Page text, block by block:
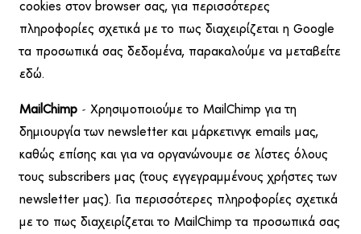
cookies στον browser σας, για περισσότερες
πληροφορίες σχετικά με το πως διαχειρίζεται η Google
τα προσωπικά σας δεδομένα, παρακαλούμε να μεταβείτε
εδώ.
MailChimp – Χρησιμοποιούμε το MailChimp για τη
δημιουργία των newsletter και μάρκετινγκ emails μας,
καθώς επίσης και για να οργανώνουμε σε λίστες όλους
τους subscribers μας (τους εγγεγραμμένους χρήστες των
newsletter μας). Για περισσότερες πληροφορίες σχετικά
με το πως διαχειρίζεται το MailChimp τα προσωπικά σας